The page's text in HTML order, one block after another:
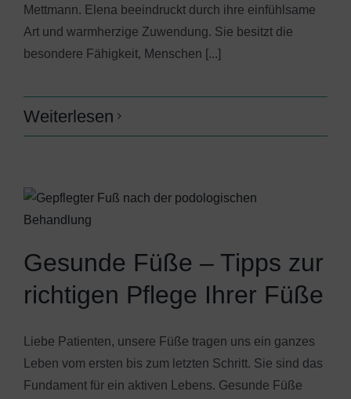
Mettmann. Elena beeindruckt durch ihre einfühlsame
Art und warmherzige Zuwendung. Sie besitzt die
besondere Fähigkeit, Menschen [...]
Weiterlesen
Gesunde Füße – Tipps zur
richtigen Pflege Ihrer Füße
Liebe Patienten, unsere Füße tragen uns ein ganzes
Leben vom ersten bis zum letzten Schritt. Sie sind das
Fundament für ein aktiven Lebens. Gesunde Füße